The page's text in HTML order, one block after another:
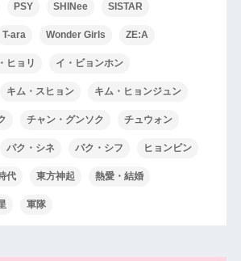
PSY SHINee SISTAR
T-ara Wonder Girls ZE:A
ヒョリ イ・ビョンホン
キム・スヒョン キム・ヒョンジュン
チャン・グンソク チュウォン
パク・シネ パク・シフ ヒョンビン
代 東方神起 熱愛・結婚
軍隊